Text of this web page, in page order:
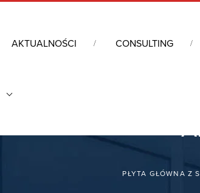
AKTUALNOŚCI CONSULTING
PŁYTA GŁÓWNA Z